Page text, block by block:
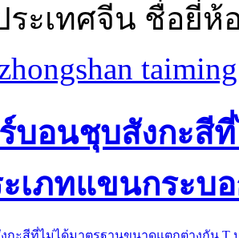
ระเทศจีน ชื่อยี่ห้
บอนชุบสังกะสี
เภทแขนกระบ